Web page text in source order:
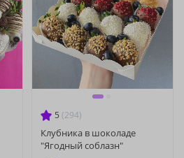
5 (294)
Клубника в шоколаде
"Ягодный соблазн"